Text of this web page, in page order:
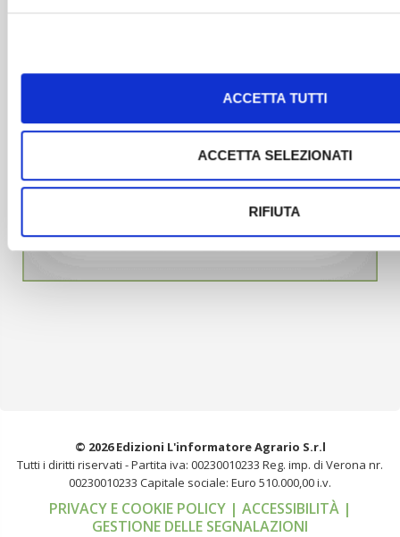
ACCETTA TUTTI
ACCETTA SELEZIONATI
RIFIUTA
© 2026 Edizioni L'informatore Agrario S.r.l
Tutti i diritti riservati -Partita iva: 00230010233 Reg. imp. di Verona nr.
00230010233 Capitale sociale: Euro 510.000,00 i.v.
PRIVACY E COOKIE POLICY | ACCESSIBILITÀ |
GESTIONE DELLE SEGNALAZIONI